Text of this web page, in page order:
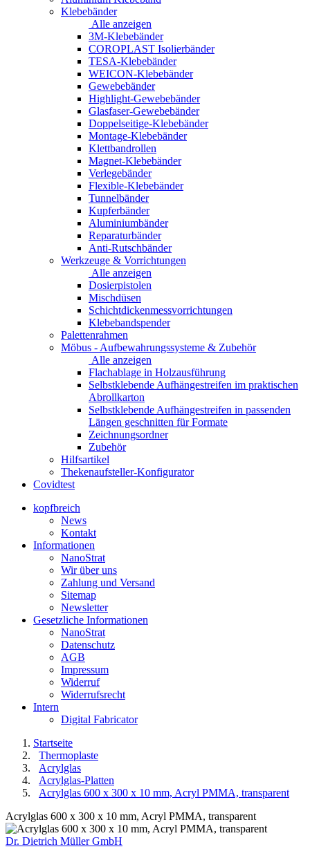
Klebebänder
Alle anzeigen
3M-Klebebänder
COROPLAST Isolierbänder
TESA-Klebebänder
WEICON-Klebebänder
Gewebebänder
Highlight-Gewebebänder
Glasfaser-Gewebebänder
Doppelseitige-Klebebänder
Montage-Klebebänder
Klettbandrollen
Magnet-Klebebänder
Verlegebänder
Flexible-Klebebänder
Tunnelbänder
Kupferbänder
Aluminiumbänder
Reparaturbänder
Anti-Rutschbänder
Werkzeuge & Vorrichtungen
Alle anzeigen
Dosierpistolen
Mischdüsen
Schichtdickenmessvorrichtungen
Klebebandspender
Palettenrahmen
Möbus - Aufbewahrungssysteme & Zubehör
Alle anzeigen
Flachablage in Holzausführung
Selbstklebende Aufhängestreifen im praktischen
Abrollkarton
Selbstklebende Aufhängestreifen in passenden
Längen geschnitten für Formate
Zeichnungsordner
Zubehör
Hilfsartikel
Thekenaufsteller-Konfigurator
Covidtest
kopfbreich
News
Kontakt
Informationen
NanoStrat
Wir über uns
Zahlung und Versand
Sitemap
Newsletter
Gesetzliche Informationen
NanoStrat
Datenschutz
AGB
Impressum
Widerruf
Widerrufsrecht
Intern
Digital Fabricator
Startseite
Thermoplaste
Acrylglas
Acrylglas-Platten
Acrylglas 600 x 300 x 10 mm, Acryl PMMA, transparent
Acrylglas 600 x 300 x 10 mm, Acryl PMMA, transparent
Dr. Dietrich Müller GmbH